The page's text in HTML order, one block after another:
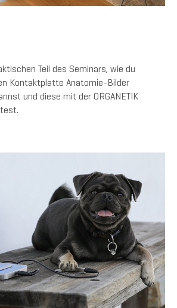
Teil des Seminars, wie du
Kontaktplatte Anatomie-Bilder
und diese mit der ORGANETIK